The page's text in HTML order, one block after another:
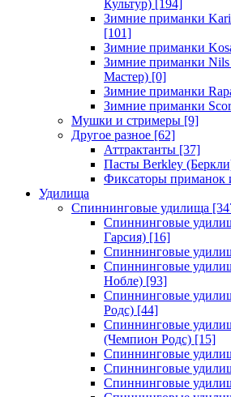
Культур) [194]
Зимние приманки
[101]
Зимние приманки
Зимние приманки Nils
Мастер) [0]
Зимние приманки
Зимние приманки
Мушки и стримеры [9]
Другое разное [62]
Аттрактанты [37]
Пасты Berkley
Фиксаторы приманок
Удилища
Спиннинговые удилища
Спиннинговые
Гарсия) [16]
Спиннинговые
Спиннинговые
Нобле) [93]
Спиннинговые
Родс) [44]
Спиннинговые
(Чемпион Родс) [15]
Спиннинговые
Спиннинговые
Спиннинговые